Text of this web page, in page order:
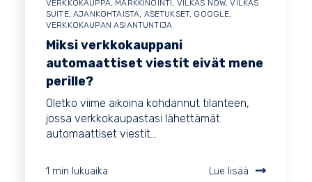
VERKKOKAUPPA MARKKINOINTI VILKAS NOW ,VILKAS
SUITE,AJANKOHTAISTA ASETUKSET, GOOGLE
VERKKOKAUPAN ASIANTUNTIJA
Miksi verkkokauppani
automaattiset viestit eivät mene
perille?
Oletko viime aikoina kohdannut tilanteen,
jossa verkkokaupastasi lähettämät
automaattiset viestit...
1 min lukuaika Lue lisää